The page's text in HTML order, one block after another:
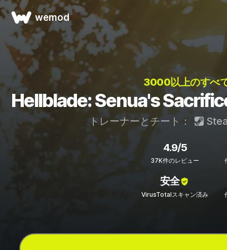
wemod
3000以上のすべ
Hellblade: Senua's
トレーナーとチート：
4.9/5
37K件のレビュー
安全
VirusTotalスキャン済み